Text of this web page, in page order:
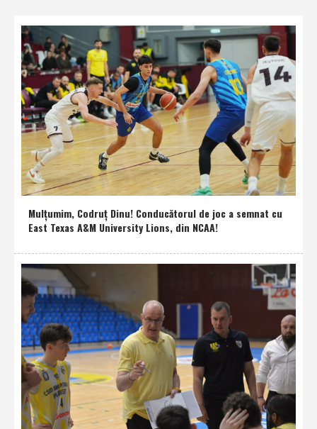
Mulţumim, Codruţ Dinu! Conducătorul de joc a semnat cu
East Texas A&M University Lions, din NCAA!